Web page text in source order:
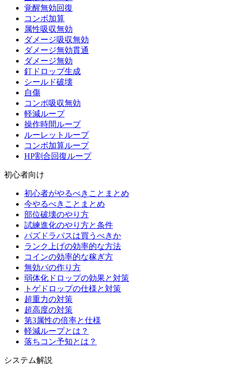
覚醒無効回復
コンボ加算
属性吸収無効
ダメージ吸収無効
ダメージ無効貫通
ダメージ無効
釘ドロップ生成
シールド破壊
自傷
コンボ吸収無効
軽減ループ
操作時間ループ
ルーレットループ
コンボ加算ループ
HP割合回復ループ
初心者向け
初心者がやるべきことまとめ
今やるべきことまとめ
部位破壊のやり方
試練進化のやり方と条件
パズドラパスは買うべきか
ランク上げの効率的な方法
コインの効率的な稼ぎ方
無効パの作り方
弱体化ドロップの効果と対策
トゲドロップの仕様と対策
超重力の対策
超高度の対策
第3属性の倍率と仕様
軽減ループとは？
落ちコン予知とは？
システム解説